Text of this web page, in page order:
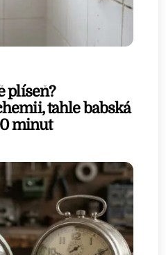
plíseň?
tahle babská
minut